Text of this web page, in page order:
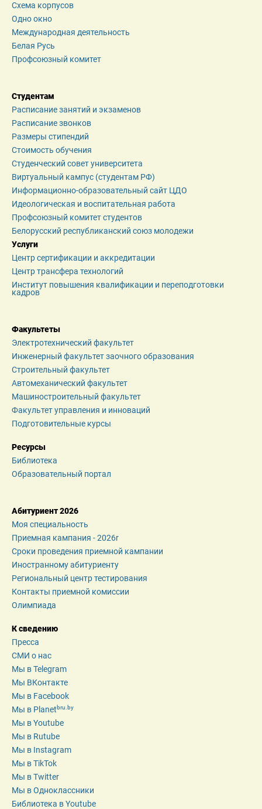
Схема корпусов
Одно окно
Международная деятельность
Белая Русь
Профсоюзный комитет
Студентам
Расписание занятий и экзаменов
Расписание звонков
Размеры стипендий
Стоимость обучения
Студенческий совет университета
Виртуальный кампус (студентам РФ)
Информационно-образовательный сайт ЦДО
Идеологическая и воспитательная работа
Профсоюзный комитет студентов
Белорусский республиканский союз молодежи
Услуги
Центр сертификации и аккредитации
Центр трансфера технологий
Институт повышения квалификации и переподготовки
кадров
Факультеты
Электротехнический факультет
Инженерный факультет заочного образования
Строительный факультет
Автомеханический факультет
Машиностроительный факультет
Факультет управления и инноваций
Подготовительные курсы
Ресурсы
Библиотека
Образовательный портал
Абитуриент 2026
Моя специальность
Приемная кампания - 2026r
Сроки проведения приемной кампании
Иностранному абитуриенту
Региональный центр тестирования
Контакты приемной комиссии
Олимпиада
К сведению
Пресса
СМИ о нас
Мы в Telegram
Мы ВКонтакте
Мы в Facebook
Мы в Planetbru.by
Мы в Youtube
Мы в Rutube
Мы в Instagram
Мы в TikTok
Мы в Twitter
Мы в Одноклассники
Библиотека в Youtube